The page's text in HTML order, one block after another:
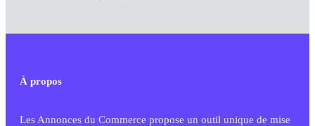
À propos
Les Annonces du Commerce propose un outil unique de mise